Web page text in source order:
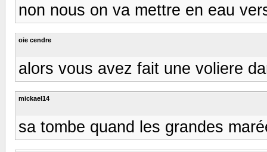
non nous on va mettre en eau
oie cendre
alors vous avez fait une voliere
mickael14
sa tombe quand les grandes